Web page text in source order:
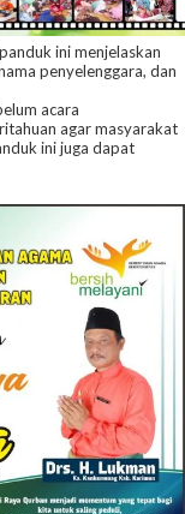
ini menjelaskan
penyelenggara, dan
acara
agar masyarakat
ini juga dapat